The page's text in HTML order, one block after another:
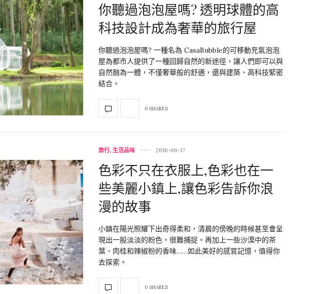
你聽過泡泡屋嗎? 透明球體的高
科技設計成為奢華的旅行屋
你聽過泡泡屋嗎? 一種名為 CasaBubble的可移動充氣泡泡
屋為都市人提供了一種回歸自然的新途徑，讓人們即可以與
自然融為一體，不僅奢華般的舒適，還與建築、高科技緊密
結合。
0 SHARES
旅行, 生活品味 2016-06-17
色彩不只在衣服上,色彩也在一
些美麗小鎮上,讓色彩告訴你浪
漫的故事
小鎮在陽光照耀下出奇得柔和，清晨的傍晚的時候甚至會呈
現出一股淡淡的粉色，很難捕捉。再加上一些沙漠中的茶
葉、肉桂和辣椒粉的香味……如此美好的感官記憶，值得你
去探索。
0 SHARES